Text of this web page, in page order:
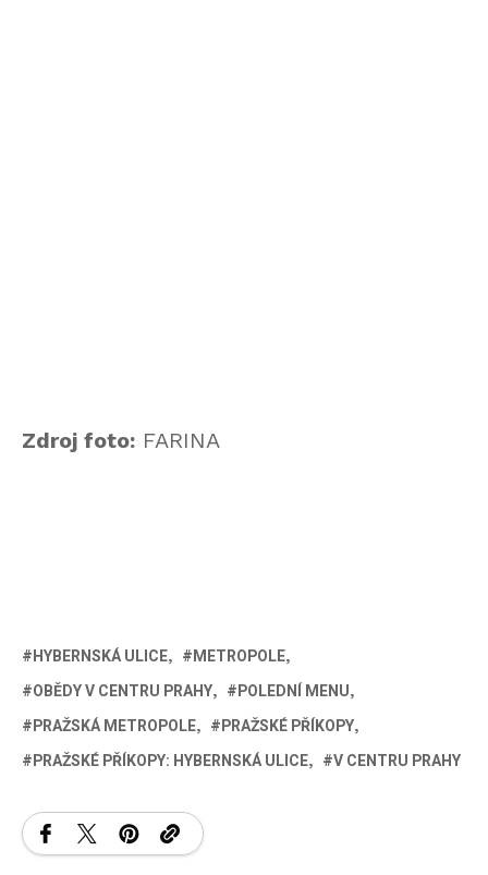
Zdroj foto: FARINA
HYBERNSKÁ ULICE
METROPOLE
OBĚDY V CENTRU PRAHY
POLEDNÍ MENU
PRAŽSKÁ METROPOLE
PRAŽSKÉ PŘÍKOPY
PRAŽSKÉ PŘÍKOPY: HYBERNSKÁ ULICE
V CENTRU PRAHY